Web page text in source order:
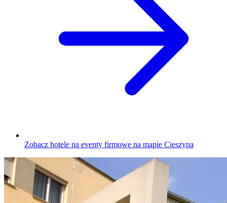
Zobacz hotele na eventy firmowe na mapie Cieszyna